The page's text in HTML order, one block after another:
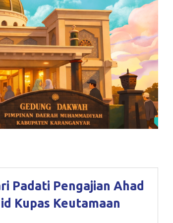
Padati Pengajian Ahad
Kupas Keutamaan